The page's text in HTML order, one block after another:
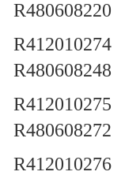
R480608220
R412010274
R480608248
R412010275
R480608272
R412010276